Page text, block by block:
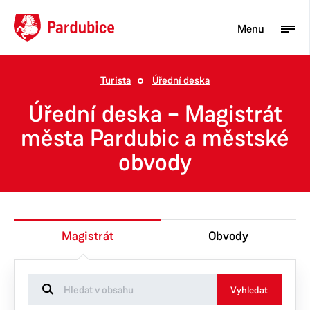
Turista
Aktuality
Občan
Turista Úřední deska
Úřední deska – Magistrát
města Pardubic a městské
obvody
Magistrát Obvody
Vyhledat
Menu